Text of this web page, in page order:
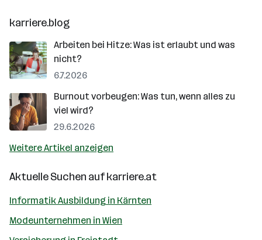
karriere.blog
Arbeiten bei Hitze: Was ist erlaubt und was
nicht?
6.7.2026
Burnout vorbeugen: Was tun, wenn alles zu
viel wird?
29.6.2026
Weitere Artikel anzeigen
Aktuelle Suchen aufkarriere.at
Informatik Ausbildung in Kärnten
Modeunternehmen in Wien